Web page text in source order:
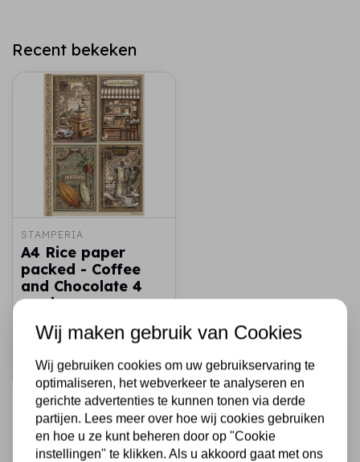
Recent bekeken
STAMPERIA
A4 Rice paper
packed - Coffee
and Chocolate 4
cards
€2,25 Op voorraad
Snel toevoegen
Wij maken gebruik van Cookies
Wij gebruiken cookies om uw gebruikservaring te
optimaliseren, het webverkeer te analyseren en
gerichte advertenties te kunnen tonen via derde
partijen. Lees meer over hoe wij cookies gebruiken
en hoe u ze kunt beheren door op "Cookie
instellingen" te klikken. Als u akkoord gaat met ons